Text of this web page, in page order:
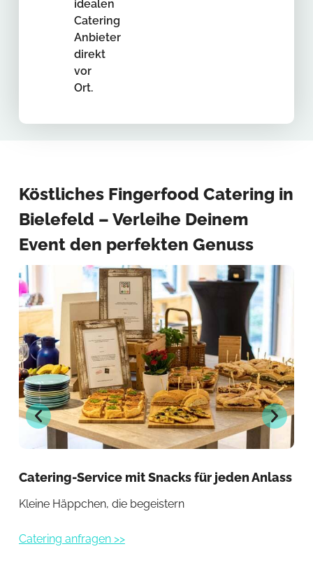
idealen
Catering
Anbieter
direkt
vor
Ort.
Köstliches Fingerfood Catering in
Bielefeld – Verleihe Deinem
Event den perfekten Genuss
Catering-Service mit Snacks für jeden Anlass
Kleine Häppchen, die begeistern
Catering anfragen >>